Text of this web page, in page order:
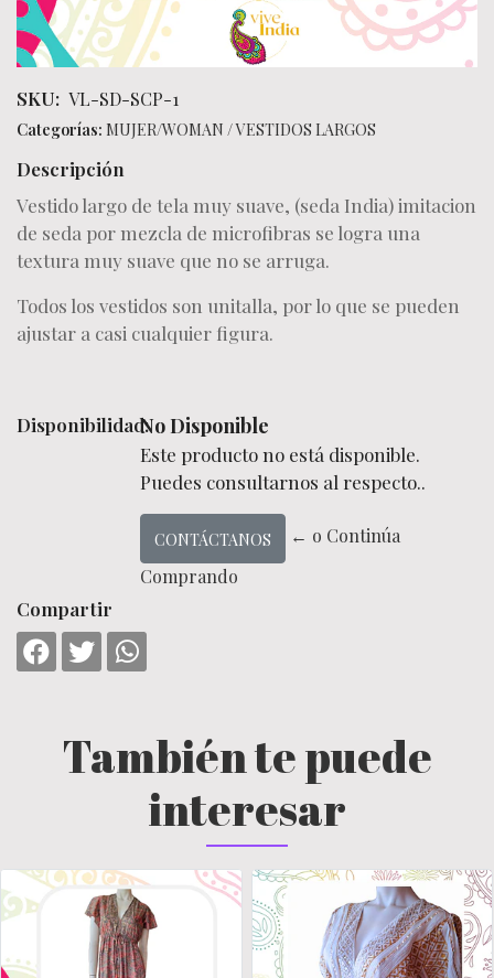
SKU: VL-SD-SCP-1
Categorías: MUJER/WOMAN /VESTIDOS LARGOS
Descripción
Vestido largo de tela muy suave, (seda India) imitacion
de seda por mezcla de microfibras se logra una
textura muy suave que no se arruga.
Todos los vestidos son unitalla, por lo que se pueden
ajustar a casi cualquier figura.
Disponibilidad:No Disponible
Este producto no está disponible.
Puedes consultarnos al respecto..
CONTÁCTANOS
← o Continúa
Comprando
Compartir
También te puede
interesar